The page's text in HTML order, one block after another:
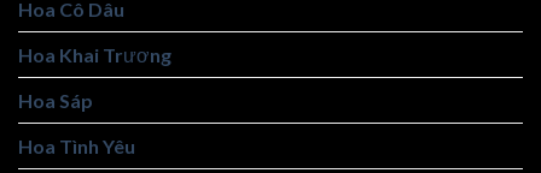
Hoa Cô Dâu
Hoa Khai Trương
Hoa Sáp
Hoa Tình Yêu